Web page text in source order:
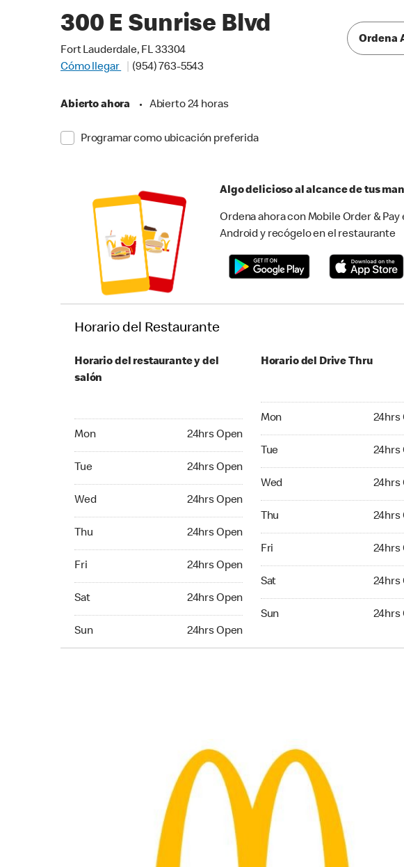
300 E Sunrise Blvd
Fort Lauderdale, FL 33304
Cómo llegar
(954) 763-5543
Abierto ahora • Abierto 24 horas
Programar como ubicación preferida
Ordena
Algo delicioso al alcance de tus
Ordena ahora con Mobile Order & Pay
Android y recógelo en el restaurante
Horario del Restaurante
Horario del restaurante y del
salón
Mon 24hrs Open
Tue 24hrs Open
Wed 24hrs Open
Thu 24hrs Open
Fri 24hrs Open
Sat 24hrs Open
Sun 24hrs Open
Horario del Drive Thru
Mon 24hrs
Tue 24hrs
Wed 24hrs
Thu 24hrs
Fri 24hrs
Sat 24hrs
Sun 24hrs